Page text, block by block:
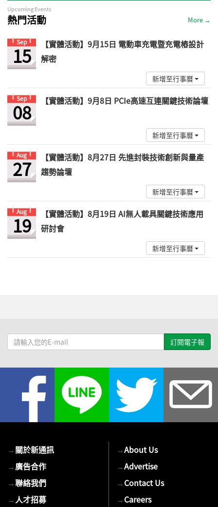
Upcoming Events
熱門活動 More →
Sep
15
【實體活動】9月15日 電動車充電暨充電樁設計
解密
新增至行事曆
Sep
08 【實體活動】9月8日 PCIe高速互連關鍵技術論壇
新增至行事曆
Aug
27
【實體活動】8月27日 先進封裝技術創新與量產
趨勢論壇
新增至行事曆
Aug
19
【實體活動】8月19日 AI無人載具關鍵技術應用
研討會
新增至行事曆
請
輸
→關於新通訊
→廣告合作
→聯絡我們
→人才招募
→About Us
→Advertise
→Contact Us
→Careers